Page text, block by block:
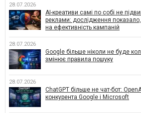
28.07.2026
AI-креативи самі по собі не
реклами: дослідження
на ефективність кампаній
28.07.2026
Google більше ніколи не буде
змінює правила пошуку
28.07.2026
ChatGPT більше не чат-бот:
конкурента Google і Microsoft